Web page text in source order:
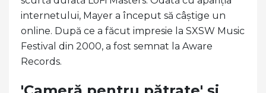
internetului, Mayer a început să câștige un
online. După ce a făcut impresie la SXSW Music
Festival din 2000, a fost semnat la Aware
Records.